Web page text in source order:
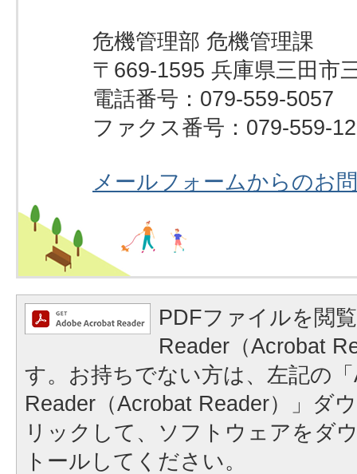
危機管理部 危機管理課
〒669-1595 兵庫県三田市
電話番号：079-559-5057
ファクス番号：079-559-
メールフォームからのお
PDFファイルを閲
Reader（Acrobat
す。お持ちでない方は、左記の
Reader（Acrobat Reader）」ダ
リックして、ソフトウェアをダ
トールしてください。